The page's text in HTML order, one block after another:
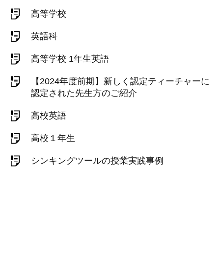
高等学校
英語科
高等学校 1年生英語
【2024年度前期】新しく認定ティーチャーに
認定された先生方のご紹介
高校英語
高校１年生
シンキングツールの授業実践事例